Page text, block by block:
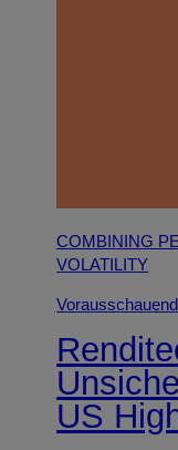
COMBINING
VOLATILITY
US